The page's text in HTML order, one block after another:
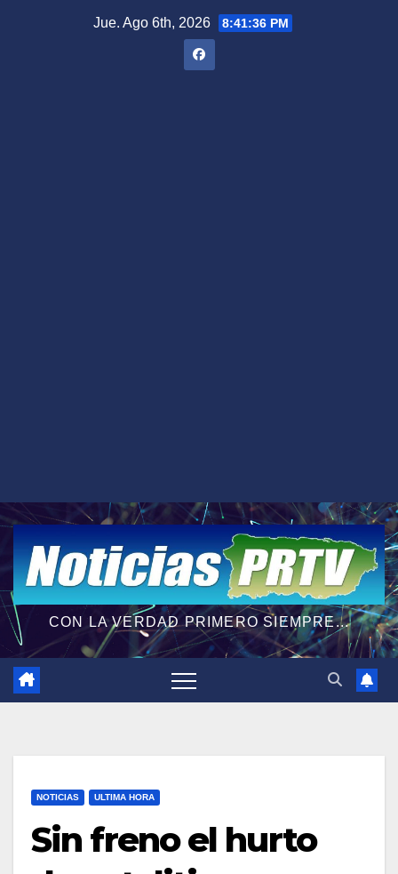
Jue. Ago 6th, 2026 8:41:37 PM
CON LA VERDAD PRIMERO SIEMPRE...
NOTICIAS ULTIMA HORA
Sin freno el hurto